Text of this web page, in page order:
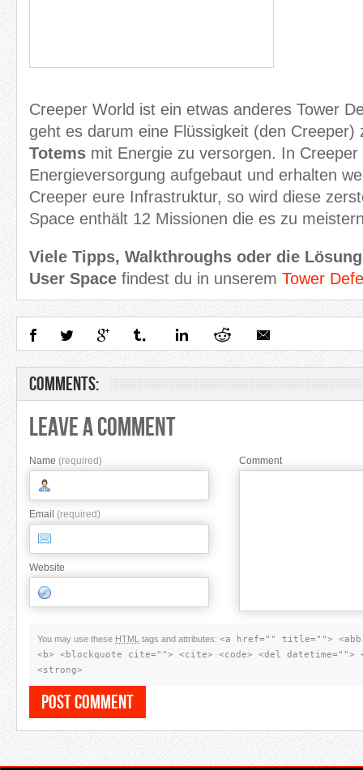
Creeper World ist ein etwas anderes Tower
geht es darum eine Flüssigkeit (den Creeper)
Totems mit Energie zu versorgen. In
Energieversorgung aufgebaut und erhalten
Creeper eure Infrastruktur, so wird diese
Space enthält 12 Missionen die es zu
Viele Tipps, Walkthroughs oder die
User Space findest du in unserem Tower
Comments:
Leave A Comment
Name (required)
Email (required)
Website
Comment
You may use these HTML tags and attributes: <a href="" title="">
<b> <blockquote cite=""> <cite> <code> <del
<strong>